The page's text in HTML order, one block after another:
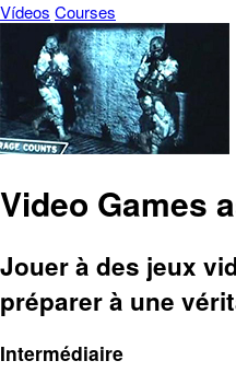
Vídeos Courses
Video Games
Jouer à des jeux
préparer à une
Intermédiaire